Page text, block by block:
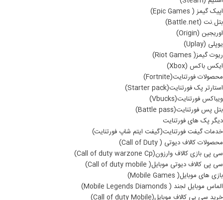
اپیک گیمز ( Epic Games)
بتل.نت (Battle.net)
اوریجین (Origin)
یوپلی (Uplay)
ریوت گیمز( Riot Games)
ایکس باکس (Xbox)
محصولات فورتنایت(Fortnite)
استارتر پک فورتنایت(Starter pack)
ویباکس فورتنایت(Vbucks)
بتل پس فورتنایت(Battle pass)
دیگر پک های فورتنایت
خدمات گیفت فورتنایت(گیفت ایتم شاپ فورتنایت)
محصولات کالاف دیوتی ( Call of Duty)
سی پی بازی کالاف وارزون(Call of duty warzone Cp)
سی پی کالاف دیوتی موبایل( Call of duty mobile)
بازی های موبایل( Mobile Games)
الماس موبایل لجند ( Mobile Legends Diamonds)
خرید سی پی کالاف موبایل(Call of duty Mobile)